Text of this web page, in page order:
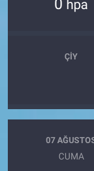
0 hpa
ÇIY
07
CUMA